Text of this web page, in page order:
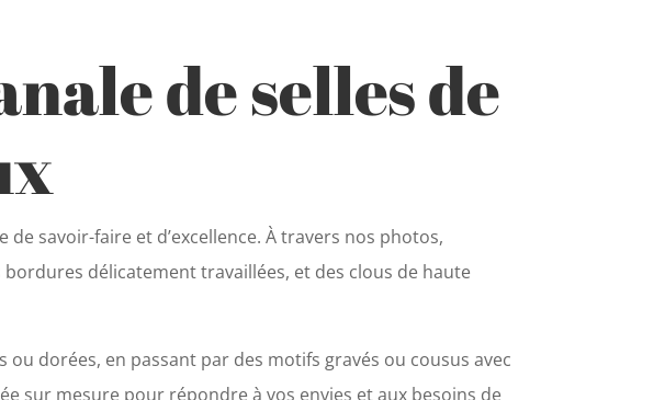
de selles de
savoir-faire et d’excellence. À travers nos photos,
délicatement travaillées, et des clous de haute
dorées, en passant par des motifs gravés ou cousus avec
sur mesure pour répondre à vos envies et aux besoins de